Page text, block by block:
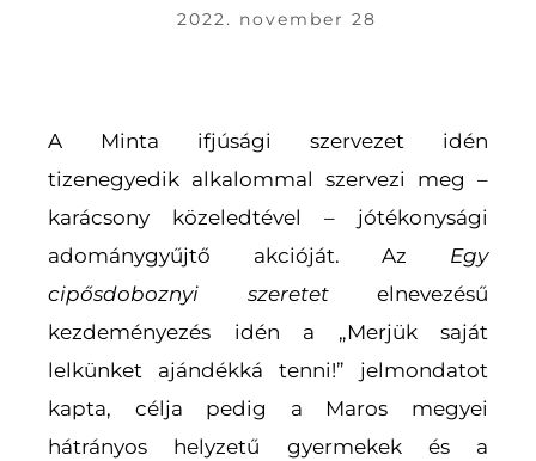
2022. november 28
A Minta ifjúsági szervezet idén
tizenegyedik alkalommal szervezi meg –
karácsony közeledtével – jótékonysági
adománygyűjtő akcióját. Az Egy
cipősdoboznyi szeretetelnevezésű
kezdeményezés idén a „Merjük saját
lelkünket ajándékká tenni!” jelmondatot
kapta, célja pedig a Maros megyei
hátrányos helyzetű gyermekek és a